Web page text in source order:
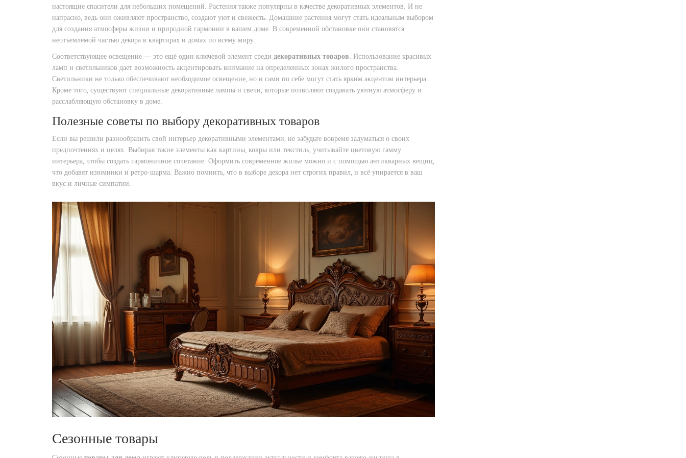
настоящие спасители для небольших помещений. Растения также популярны в качестве декоративных элементов. И не
напрасно, ведь они оживляют пространство, создают уют и свежесть. Домашние растения могут стать идеальным выбором
для создания атмосферы жизни и природной гармонии в вашем доме. В современной обстановке они становятся
неотъемлемой частью декора в квартирах и домах по всему миру.
Соответствующее освещение — это ещё один ключевой элемент среди декоративных товаров . Использование красивых
ламп и светильников дает возможность акцентировать внимание на определенных зонах жилого пространства.
Светильники не только обеспечивают необходимое освещение, но и сами по себе могут стать ярким акцентом интерьера.
Кроме того, существуют специальные декоративные лампы и свечи, которые позволяют создавать уютную атмосферу и
расслабляющую обстановку в доме.
Полезные советы по выбору декоративных товаров
Если вы решили разнообразить свой интерьер декоративными элементами, не забудьте вовремя задуматься о своих
предпочтениях и целях. Выбирая такие элементы как картины, ковры или текстиль, учитывайте цветовую гамму
интерьера, чтобы создать гармоничное сочетание. Оформить современное жилье можно и с помощью антикварных вещиц,
что добавят изюминки и ретро-шарма. Важно помнить, что в выборе декора нет строгих правил, и всё упирается в ваш
вкус и личные симпатии.
Сезонные товары